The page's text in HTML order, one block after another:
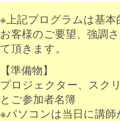
※上記プログラムは基
お客様のご要望、強調
て頂きます。
【準備物】
プロジェクター、スク
とご参加者名簿
※パソコンは当日に講